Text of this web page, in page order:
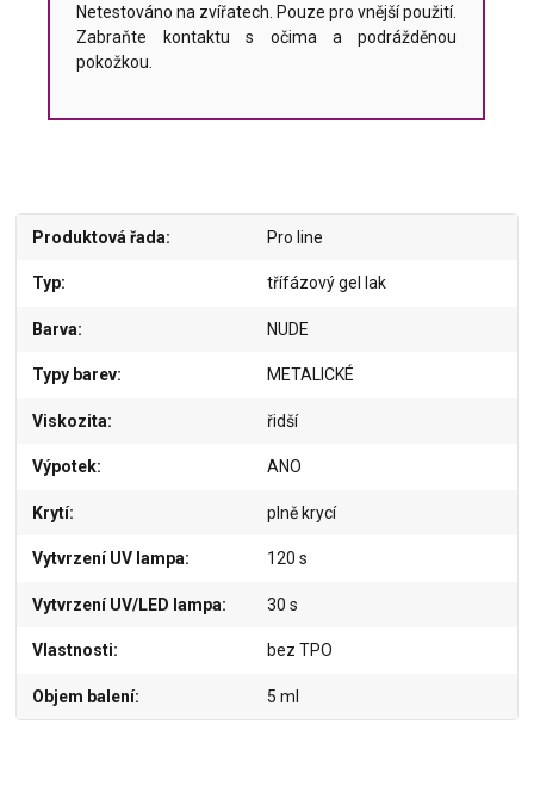
Netestováno na zvířatech. Pouze pro vnější použití.
Zabraňte kontaktu s očima a podrážděnou
pokožkou.
Produktová řada Pro line
Typ třífázový gel lak
Barva NUDE
Typy barev METALICKÉ
Viskozita řidší
Výpotek ANO
Krytí plně krycí
Vytvrzení UV lampa 120 s
Vytvrzení UV/LED lampa 30 s
Vlastnosti bez TPO
Objem balení 5 ml